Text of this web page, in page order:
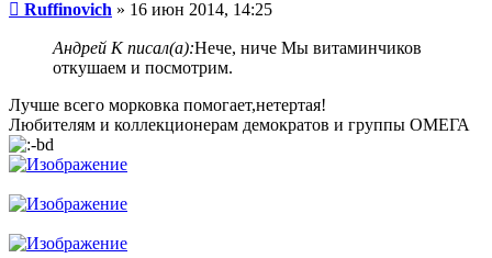
Сообщение
Ruffinovich » 16 июн 2014, 14:25
Андрей К писал(а):Нече, ниче Мы витаминчиков
откушаем и посмотрим.
Лучше всего морковка помогает,нетертая!
Любителям и коллекционерам демократов и группы ОМЕГА